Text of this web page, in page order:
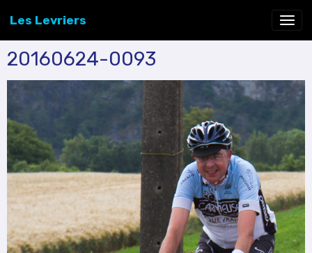
Les Levriers
20160624-0093